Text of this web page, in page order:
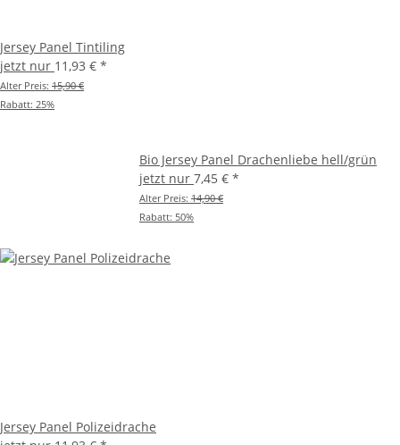
Jersey Panel Tintiling
jetzt nur 11,93 € *
Alter Preis: 15,90 €
Rabatt: 25%
Bio Jersey Panel Drachenliebe hell/grün
jetzt nur 7,45 € *
Alter Preis: 14,90 €
Rabatt: 50%
Jersey Panel Polizeidrache